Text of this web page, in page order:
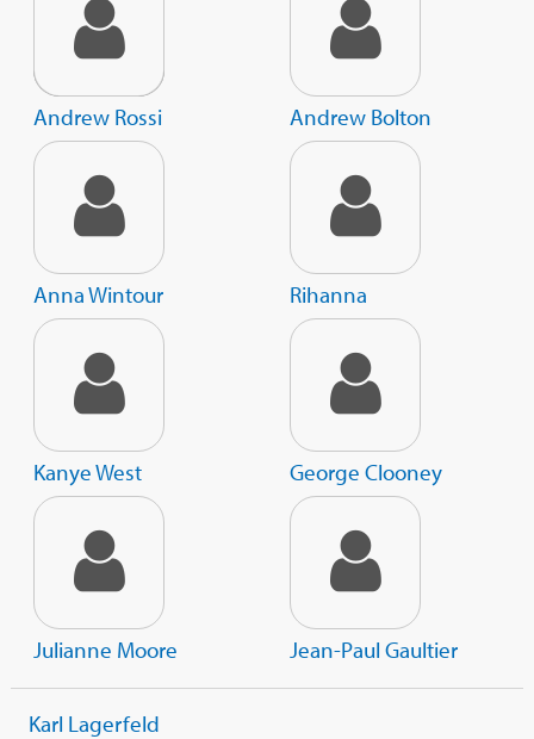
Andrew Rossi Andrew Bolton
Anna Wintour Rihanna
Kanye West George Clooney
Julianne Moore Jean-Paul Gaultier
Karl Lagerfeld